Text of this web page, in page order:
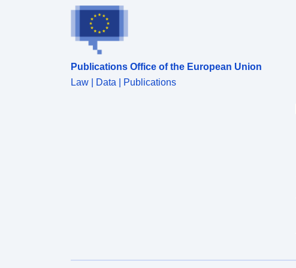
Ez utóbbi kategória csak a természetes RPP-kre
vonatkozik.
Publications Office of the European Union
Law | Data | Publications